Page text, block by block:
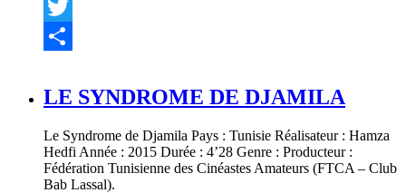
Facebook
Twitter
LE SYNDROME DE DJAMILA
Le Syndrome de Djamila Pays : Tunisie Réalisateur : Hamza
Hedfi Année : 2015 Durée : 4’28 Genre : Producteur :
Fédération Tunisienne des Cinéastes Amateurs (FTCA – Club
Bab Lassal).